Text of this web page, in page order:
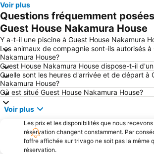
Voir plus
Questions fréquemment
Guest House Nakamura House
Y a-t-il une piscine à Guest House Nakamura
Les animaux de compagnie sont-ils autorisés à
Nakamura House?
Guest House Nakamura House dispose-t-il
Quelle sont les heures d'arrivée et de départ à
Nakamura House?
Où est situé Guest House Nakamura House?
Voir plus
Les prix et les disponibilités que nous
réservation changent constamment. Par
l’offre affichée sur trivago ne soit pas la même
réservation.